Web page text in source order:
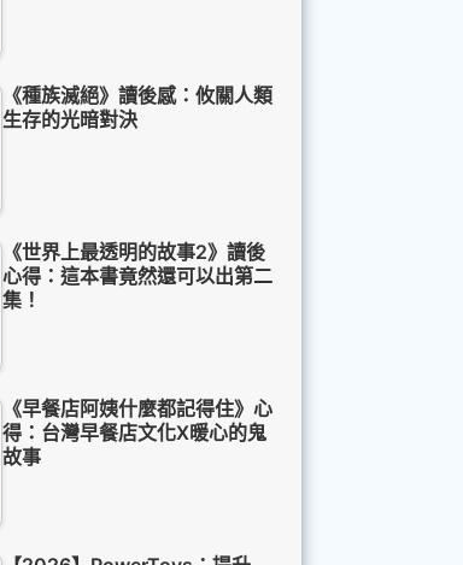
《種族滅絕》讀後感：攸關人類
生存的光暗對決
《世界上最透明的故事2》讀後
心得：這本書竟然還可以出第二
集！
《早餐店阿姨什麼都記得住》心
得：台灣早餐店文化X暖心的鬼
故事